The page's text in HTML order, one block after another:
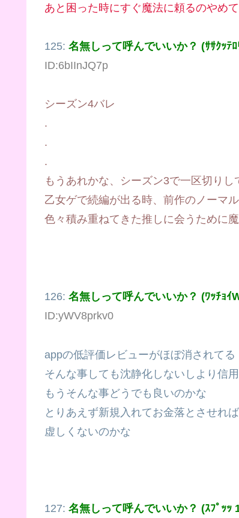
あと困った時にすぐ魔法に頼るのやめ
125: 名無しって呼んでいいか？ (ｻｻｸｯﾃ
ID:6bIInJQ7p
シーズン4バレ
.
.
.
もうあれかな、シーズン3で一区切り
乙女ゲで続編が出る時、前作のノーマ
色々積み重ねてきた推しに会うために
126: 名無しって呼んでいいか？ (ﾜｯﾁｮｲ
ID:yWV8prkv0
appの低評価レビューがほぼ消されてる
そんな事しても沈静化しないしより信
もうそんな事どうでも良いのかな
とりあえず新規入れてお金落とさせれ
虚しくないのかな
127: 名無しって呼んでいいか？ (ｽﾌﾟｯｯ